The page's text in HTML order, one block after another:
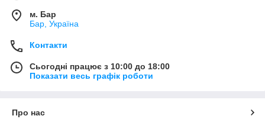
м. Бар
Бар, Україна
Контакти
Сьогодні працює з 10:00 до 18:00
Показати весь графік роботи
Про нас